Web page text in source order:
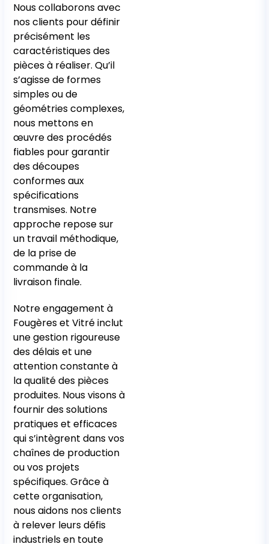
Nous collaborons avec
nos clients pour définir
précisément les
caractéristiques des
pièces à réaliser. Qu’il
s’agisse de formes
simples ou de
géométries complexes,
nous mettons en
œuvre des procédés
fiables pour garantir
des découpes
conformes aux
spécifications
transmises. Notre
approche repose sur
un travail méthodique,
de la prise de
commande à la
livraison finale.
Notre engagement à
Fougères et Vitré inclut
une gestion rigoureuse
des délais et une
attention constante à
la qualité des pièces
produites. Nous visons à
fournir des solutions
pratiques et efficaces
qui s’intègrent dans vos
chaînes de production
ou vos projets
spécifiques. Grâce à
cette organisation,
nous aidons nos clients
à relever leurs défis
industriels en toute